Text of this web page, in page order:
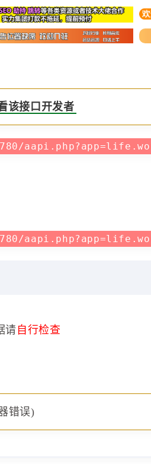
该接口开发者
请 自行检查
错误)